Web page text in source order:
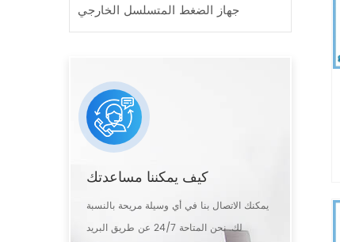
جهاز الضغط المتسلسل الخارجي
كيف يمكننا مساعدتك
يمكنك الاتصال بنا في أي وسيلة مريحة بالنسبة
لك. نحن المتاحة 24/7 عن طريق البريد